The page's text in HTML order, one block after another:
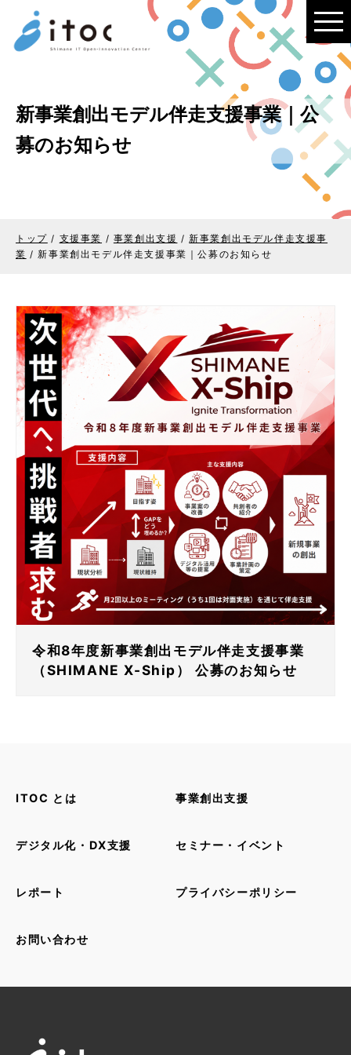
このページの本文へ
新事業創出モデル伴走支援事業｜公
募のお知らせ
トップ / 支援事業 / 事業創出支援 /新事業創出モデル伴走支援事
業 /新事業創出モデル伴走支援事業｜公募のお知らせ
令和8年度新事業創出モデル伴走支援事業
（SHIMANE X-Ship） 公募のお知らせ
ITOC とは 事業創出支援
デジタル化・DX支援 セミナー・イベント
レポート プライバシーポリシー
お問い合わせ